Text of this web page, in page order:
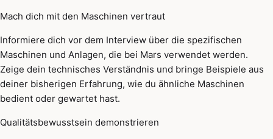
Mach dich mit den Maschinen vertraut
Informiere dich vor dem Interview über die spezifischen
Maschinen und Anlagen, die bei Mars verwendet werden.
Zeige dein technisches Verständnis und bringe Beispiele aus
deiner bisherigen Erfahrung, wie du ähnliche Maschinen
bedient oder gewartet hast.
Qualitätsbewusstsein demonstrieren